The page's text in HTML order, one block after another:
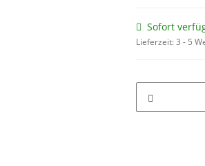
Sofort
Lieferzeit:3 - 5